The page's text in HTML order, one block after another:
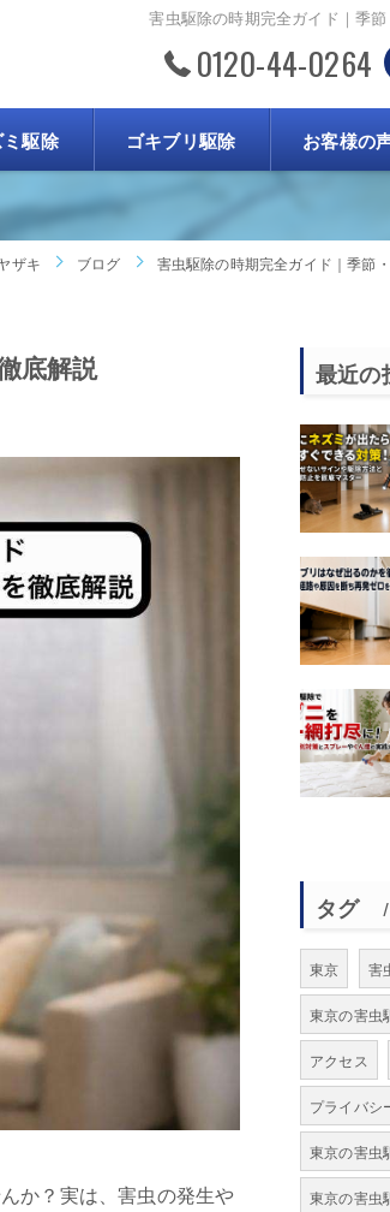
害虫駆除の時期完全ガイド｜季
0120-44-0264
駆除 ゴキブリ駆除 お客様の
ザキ ブログ 害虫駆除の時期完全ガイド｜季節
底解説
か？実は、害虫の発生や
最近の
タグ
東京 害
東京の害虫
アクセス
プライバシ
東京の害虫
東京の害虫